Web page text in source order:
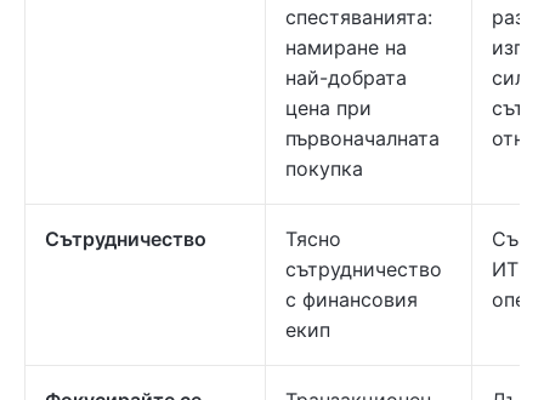
спестяванията:
намиране на
най-добрата
цена при
първоначалната
покупка
Сътрудничество
Тясно
сътрудничество
с финансовия
екип
ИТ и